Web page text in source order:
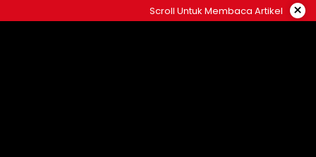
to
Scroll Untuk Membaca Artikel ×